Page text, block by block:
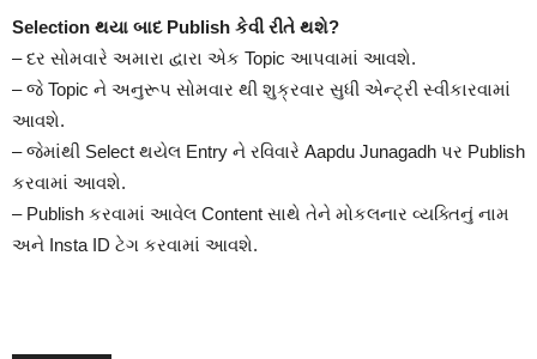
Selection થયા બાદ Publish કેવી રીતે થશે?
– દર સોમવારે અમારા દ્વારા એક Topic આપવામાં આવશે.
– જે Topic ને અનુરૂપ સોમવાર થી શુક્રવાર સુધી એન્ટ્રી સ્વીકારવામાં
આવશે.
– જેમાંથી Select થયેલ Entry ને રવિવારે Aapdu Junagadh પર Publish
કરવામાં આવશે.
– Publish કરવામાં આવેલ Content સાથે તેને મોકલનાર વ્યક્તિનું નામ
અને Insta ID ટેગ કરવામાં આવશે.